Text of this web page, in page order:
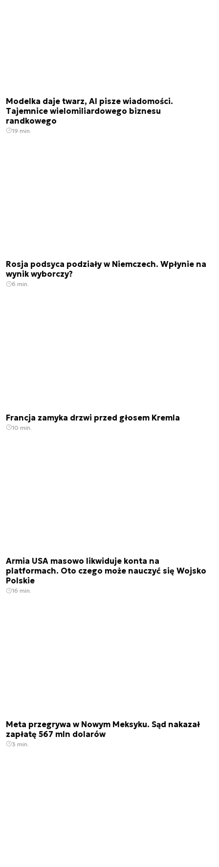
Modelka daje twarz, AI pisze wiadomości.
Tajemnice wielomiliardowego biznesu
randkowego
19 min.
Rosja podsyca podziały w Niemczech. Wpłynie na
wynik wyborczy?
6 min.
Francja zamyka drzwi przed głosem Kremla
10 min.
Armia USA masowo likwiduje konta na
platformach. Oto czego może nauczyć się Wojsko
Polskie
16 min.
Meta przegrywa w Nowym Meksyku. Sąd nakazał
zapłatę 567 mln dolarów
3 min.